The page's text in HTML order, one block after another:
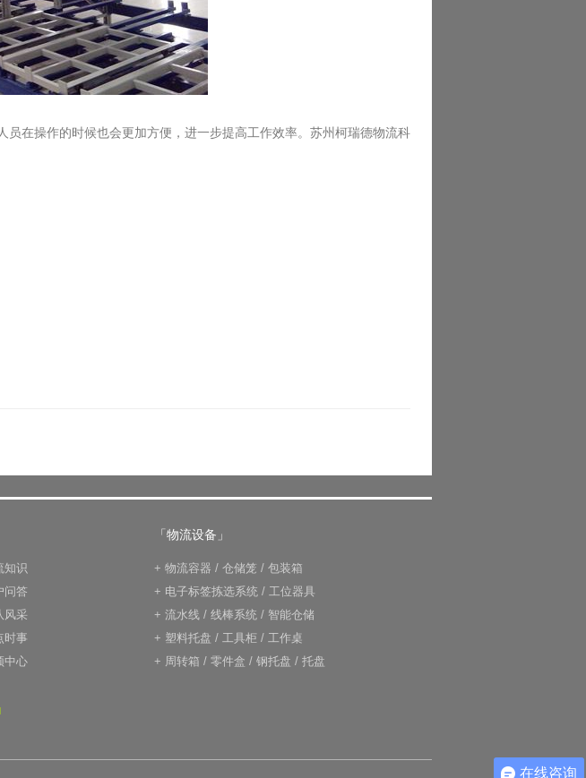
在操作的时候也会更加方便，进一步提高工作效率。苏州柯瑞德物流科
知识
问答
风采
时事
中心
「物流设备」
+ 物流容器 / 仓储笼 / 包装箱
+ 电子标签拣选系统 / 工位器具
+ 流水线 / 线棒系统 / 智能仓储
+ 塑料托盘 / 工具柜 / 工作桌
+ 周转箱 / 零件盒 / 钢托盘 / 托盘
在线咨询